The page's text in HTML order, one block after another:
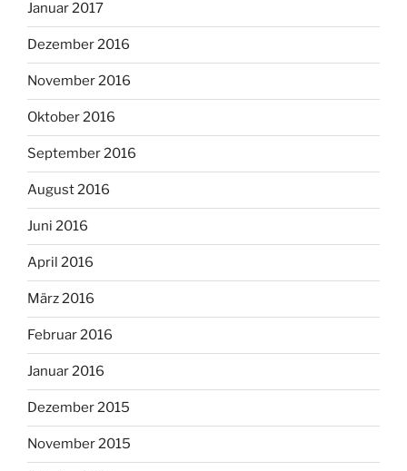
Januar 2017
Dezember 2016
November 2016
Oktober 2016
September 2016
August 2016
Juni 2016
April 2016
März 2016
Februar 2016
Januar 2016
Dezember 2015
November 2015